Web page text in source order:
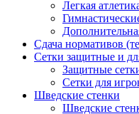
Легкая
Сдача нормативов
Сетки защитные и
Защитные
Сетки для
Шведские стенки
Шведские